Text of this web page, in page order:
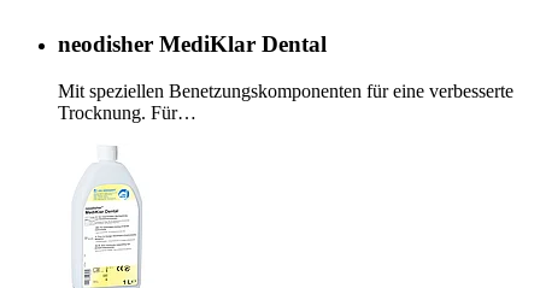
neodisher MediKlar Dental
Mit speziellen Benetzungskomponenten für eine verbesserte
Trocknung. Für…